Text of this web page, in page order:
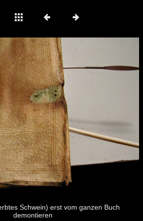
Schwein) erst vom ganzen Buch
demontieren